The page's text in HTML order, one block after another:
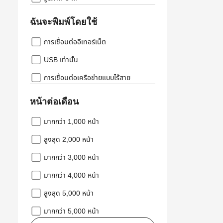
ฉันจะพิมพ์โดยใช้
การเชื่อมต่ออีเทอร์เน็ต
USB เท่านั้น
การเชื่อมต่อเครือข่ายแบบไร้สาย
หน้าต่อเดือน
มากกว่า 1,000 หน้า
สูงสุด 2,000 หน้า
มากกว่า 3,000 หน้า
มากกว่า 4,000 หน้า
สูงสุด 5,000 หน้า
มากกว่า 5,000 หน้า